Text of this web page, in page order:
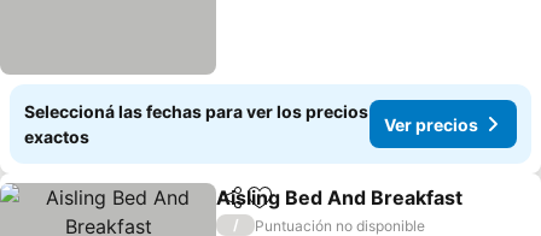
Seleccioná las fechas para ver los precios
exactos
Ver precios
CompartirAñadir a favoritos
Aisling Bed And Breakfast
/
Puntuación no disponible